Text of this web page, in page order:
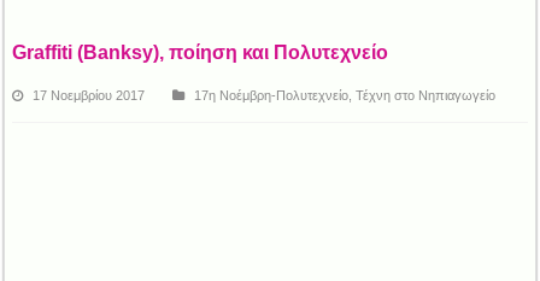
Graffiti (Banksy), ποίηση και Πολυτεχνείο
17 Νοεμβρίου 2017 17η Νοέμβρη-Πολυτεχνείο ,Τέχνη στο Νηπιαγωγείο